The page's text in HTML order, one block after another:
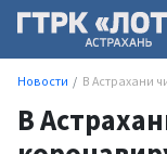
Новости В Астрахани
В